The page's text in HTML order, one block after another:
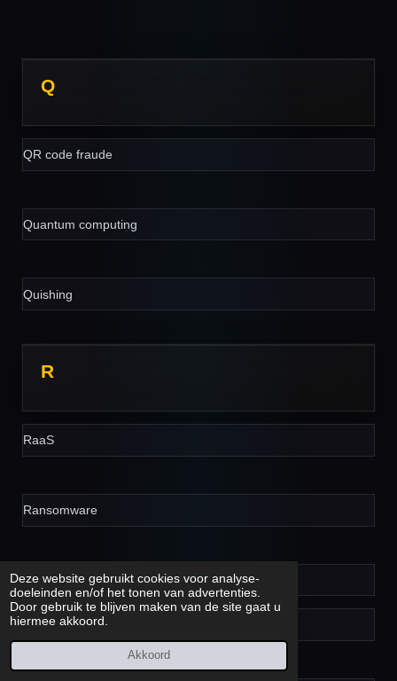
Deze website gebruikt cookies voor analyse-
doeleinden en/of het tonen van advertenties.
Door gebruik te blijven maken van de site gaat u
hiermee akkoord.
Akkoord
Q
QR code fraude
Quantum computing
Quishing
R
RaaS
Ransomware
RDDoS
Recoveryfraude